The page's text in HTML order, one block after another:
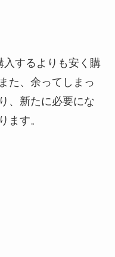
入するよりも安く購
た、余ってしまっ
、新たに必要にな
ます。